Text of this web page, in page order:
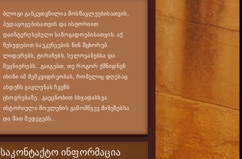
ბლოგი განკუთვნილია მოსწავლეებისათვის,
პედაგოგებისათვის და ისტორიით
დაინტერესებული საზოგადოებისათვის. აქ
შეხვდებით საუკუნეების წინ მცხორებ
ლიდერებს, ტირანებს, ხელოვანებსა და
მეცნიერებს...გაიგებთ, თუ როგორ ქმნიდნენ
ისინი იმ მემკვიდრეობას, რომელიც დღესაც
ახდენს გავლენას ჩვენს
ცხოვრებაზე...გაეცნობით სხვადასხვა
ისტორიული მოვლენის გამომწვევ მიზეზებსა
და მათ შედეგებს...
ᲡᲐᲙᲝᲜᲢᲐᲥᲢᲝ ᲘᲜᲤᲝᲠᲛᲐᲪᲘᲐ